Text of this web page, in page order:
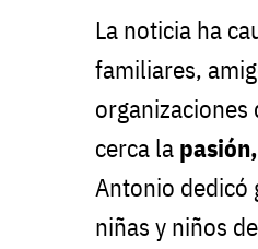
La noticia ha
familiares,
cerca la
Antonio dedicó
niñas y niños